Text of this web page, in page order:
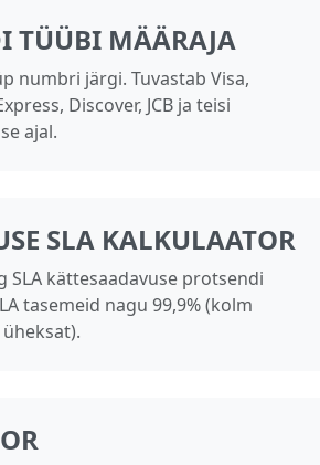
TÜÜBI MÄÄRAJA
numbri järgi. Tuvastab Visa,
Discover, JCB ja teisi
ajal.
SLA KALKULAATOR
SLA kättesaadavuse protsendi
tasemeid nagu 99,9% (kolm